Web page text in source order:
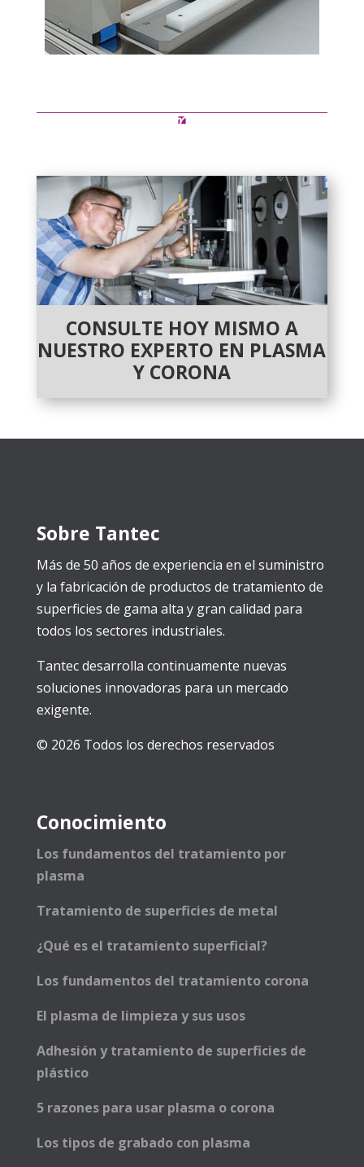
CONSULTE HOY MISMO A
NUESTRO EXPERTO EN PLASMA
Y CORONA
Sobre Tantec
Más de 50 años de experiencia en el suministro
y la fabricación de productos de tratamiento de
superficies de gama alta y gran calidad para
todos los sectores industriales.
Tantec desarrolla continuamente nuevas
soluciones innovadoras para un mercado
exigente.
© 2026 Todos los derechos reservados
Conocimiento
Los fundamentos del tratamiento por
plasma
Tratamiento de superficies de metal
¿Qué es el tratamiento superficial?
Los fundamentos del tratamiento corona
El plasma de limpieza y sus usos
Adhesión y tratamiento de superficies de
plástico
5 razones para usar plasma o corona
Los tipos de grabado con plasma